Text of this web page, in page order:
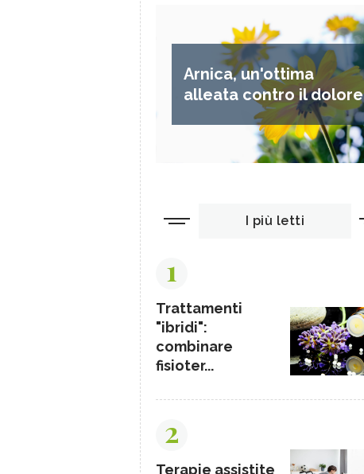
Arnica, un'ottima
alleata contro il dolore
I più letti
1
Trattamenti
"ibridi":
combinare
fisioter...
2
Terapie assistite